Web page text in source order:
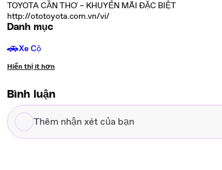
TOYOTA CẦN THƠ – KHUYẾN MÃI ĐẶC BIỆT
http://ototoyota.com.vn/vi/
Danh mục
🚗Xe Cộ
Hiển thị ít hơn
Bình luận
Thêm
nhận